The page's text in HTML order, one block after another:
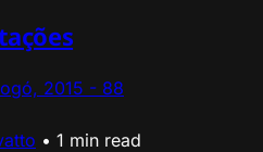
2015 - 88
• 1 min read